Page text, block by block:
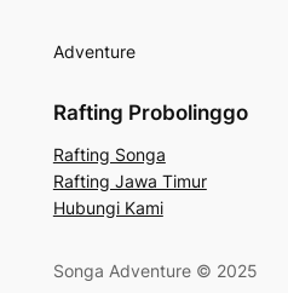
Adventure
Rafting Probolinggo
Rafting Songa
Rafting Jawa Timur
Hubungi Kami
Songa Adventure © 2025